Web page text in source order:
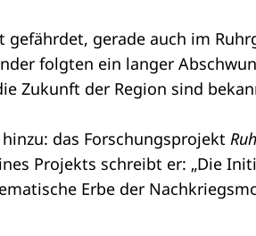
gefährdet, gerade auch im
folgten ein langer
Zukunft der Region sind
das Forschungsprojekt
Projekts schreibt er: „Die
Erbe der